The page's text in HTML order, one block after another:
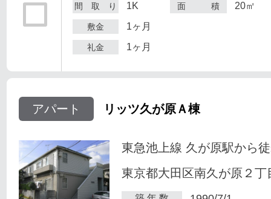
間 取 り 1K 面 積 20㎡
敷金 1ヶ月
礼金 1ヶ月
アパート リッツ久が原Ａ棟
東急池上線 久が原駅から
東京都大田区南久が原２丁